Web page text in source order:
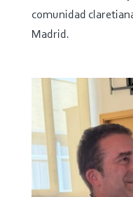
comunidad
Madrid.